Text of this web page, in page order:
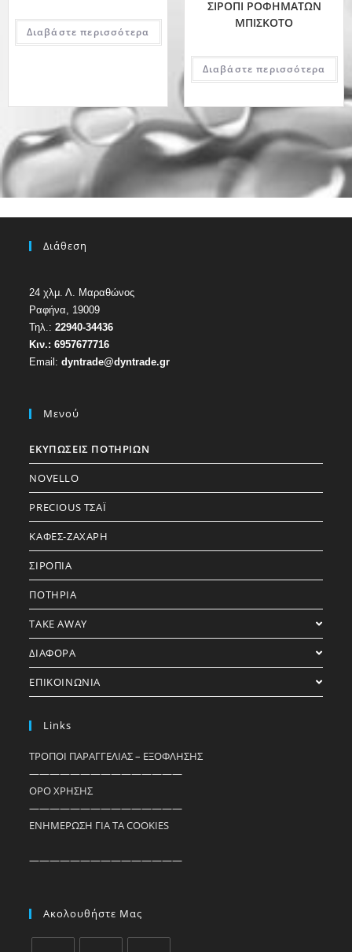
Διαβάστε περισσότερα
ΣΙΡΟΠΙ ΡΟΦΗΜΑΤΩΝ
ΜΠΙΣΚΟΤΟ
Διαβάστε περισσότερα
Διάθεση
24 χλμ. Λ. Μαραθώνος
Ραφήνα, 19009
Τηλ.:22940-34436
Κιν.:6957677716
Email:dyntrade@dyntrade.gr
Μενού
ΕΚΥΠΩΣΕΙΣ ΠΟΤΗΡΙΩΝ
NOVELLO
PRECIOUS ΤΣΑΪ
ΚΑΦΕΣ-ΖΑΧΑΡΗ
ΣΙΡΟΠΙΑ
ΠΟΤΗΡΙΑ
TAKE AWAY
ΔΙΑΦΟΡΑ
ΕΠΙΚΟΙΝΩΝΙΑ
Links
ΤΡΟΠΟΙ ΠΑΡΑΓΓΕΛΙΑΣ – ΕΞΟΦΛΗΣΗΣ
———————————————
ΟΡΟ ΧΡΗΣΗΣ
———————————————
ΕΝΗΜΕΡΩΣΗ ΓΙΑ ΤΑ COOKIES
———————————————
Ακολουθήστε Μας